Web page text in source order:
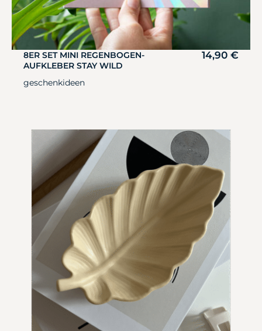
8ER SET MINI REGENBOGEN-
AUFKLEBER STAY WILD
14,90 €
geschenkideen